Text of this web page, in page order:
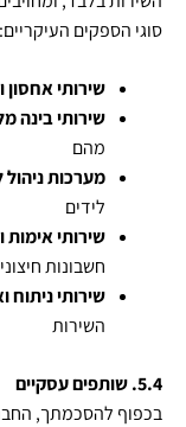
סוגי הספקים העיקריים:
שירותי אחסון
שירותי בינה
מהם
מערכות ניהול
לידים
שירותי אימות
חשבונות
שירותי ניתוח
השירות
5.4. שותפים עסקיים
בכפוף להסכמתך,